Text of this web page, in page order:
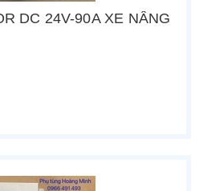
DC 24V-90A XE NÂNG